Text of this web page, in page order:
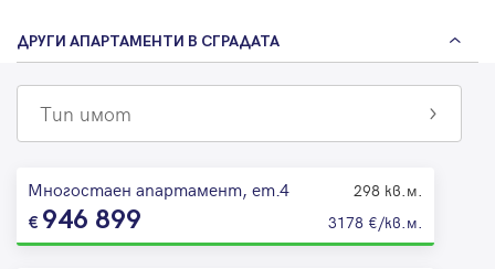
ДРУГИ АПАРТАМЕНТИ В СГРАДАТА
Тип имот
Многостаен апартамент, ет.4 298 кв.м.
946 899 3178 €/кв.м.